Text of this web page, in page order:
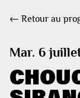
← Retour au
Mar. 6